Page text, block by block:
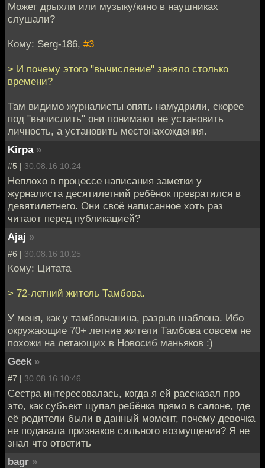
Может дрыхли или музыку/кино в наушниках
слушали?
Кому: Serg-186, #3
> И почему этого "вычисление" заняло столько
времени?
Там видимо журналисты опять намудрили, скорее
под "вычислить" они понимают не установить
личность, а установить местонахождения.
Kirpa »
#5 | 30.08.16 10:24
Неплохо в процессе написания заметки у
журналиста десятилетний ребёнок превратился в
девятилетнего. Они своё написанное хоть раз
читают перед публикацией?
Ajaj »
#6 | 30.08.16 10:25
Кому: Цитата
> 72-летний житель Тамбова.
У меня, как у тамбовчанина, разрыв шаблона. Ибо
окружающие 70+ летние жители Тамбова совсем не
похожи на летающих в Новосиб маньяков :)
Geek »
#7 | 30.08.16 10:46
Сестра интересовалась, когда я ей рассказал про
это, как субъект щупал ребёнка прямо в салоне, где
её родители были в данный момент, почему девочка
не подавала признаков сильного возмущения? Я не
знал что ответить
bagr »